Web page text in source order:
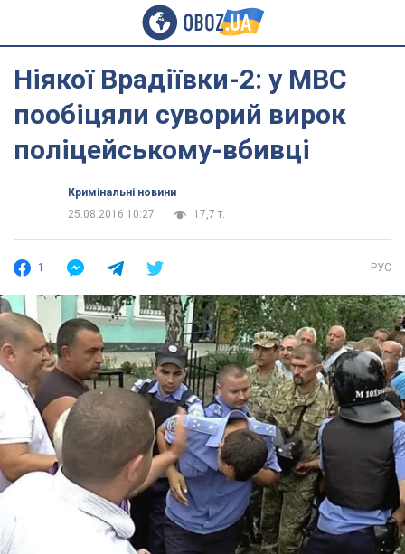
Ніякої Врадіївки-2: у МВС
пообіцяли суворий вирок
поліцейському-вбивці
Кримінальні новини
25.08.2016 10:27
17,7 т.
1 РУС